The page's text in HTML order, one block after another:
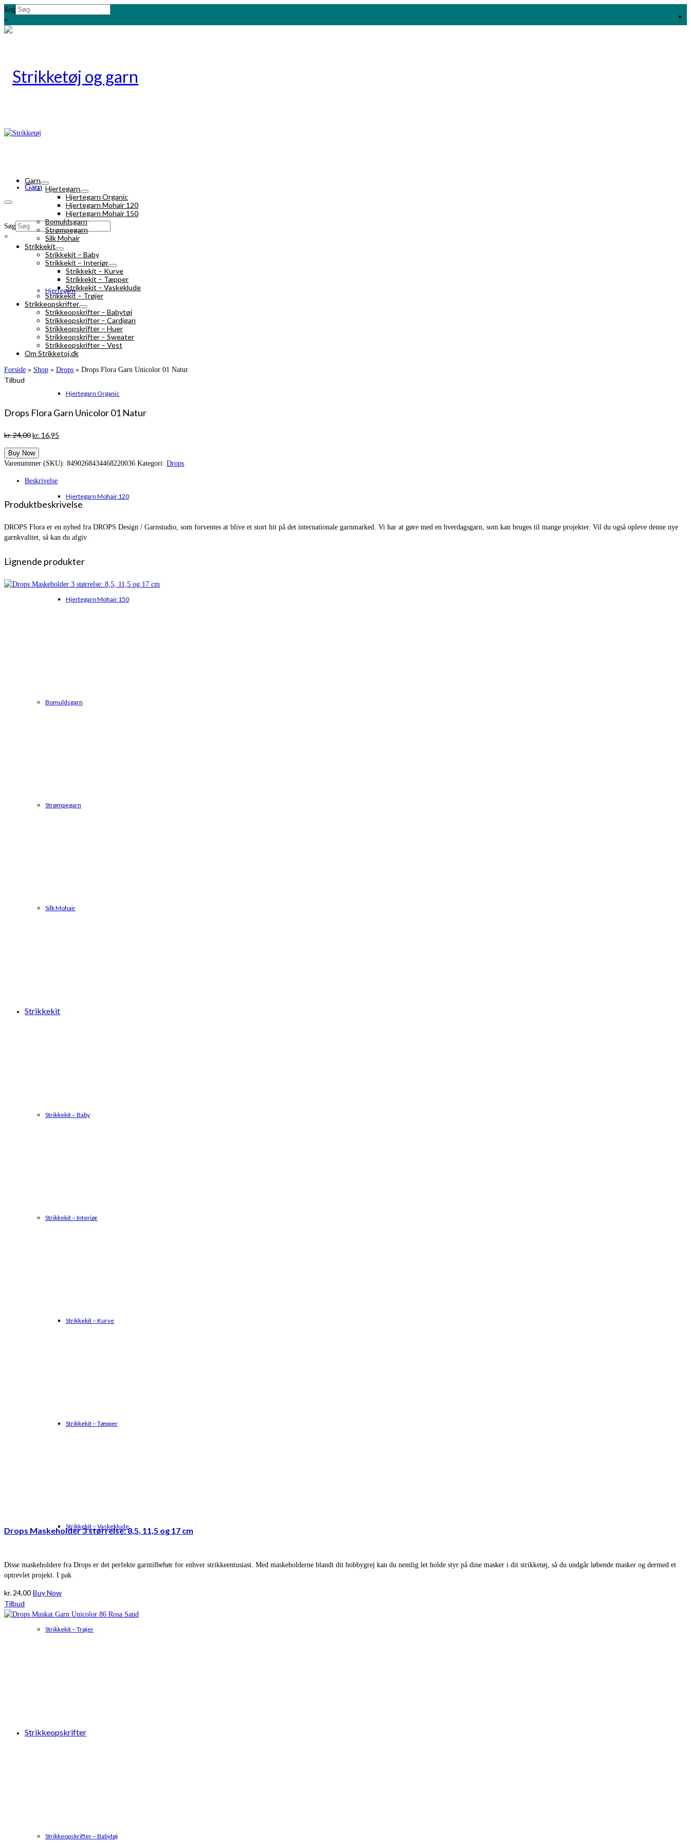
Søg
×
Garn
Hjertegarn
Hjertegarn Organic
Hjertegarn Mohair 120
Hjertegarn Mohair 150
Bomuldsgarn
Strømpegarn
Silk Mohair
Strikkekit
Strikkekit – Baby
Strikkekit – Interiør
Strikkekit – Kurve
Strikkekit – Tæpper
Strikkekit – Vaskeklude
Strikkekit – Trøjer
Strikkeopskrifter
Strikkeopskrifter – Babytøj
Søg
×
Garn
Hjertegarn
Hjertegarn Organic
Hjertegarn Mohair 120
Hjertegarn Mohair 150
Bomuldsgarn
Strømpegarn
Silk Mohair
Strikkekit
Strikkekit – Baby
Strikkekit – Interiør
Strikkekit – Kurve
Strikkekit – Tæpper
Strikkekit – Vaskeklude
Strikkekit – Trøjer
Strikkeopskrifter
Strikkeopskrifter – Babytøj
Strikkeopskrifter – Cardigan
Strikkeopskrifter – Huer
Strikkeopskrifter – Sweater
Strikkeopskrifter – Vest
Om Strikketoj.dk
Forside » Shop » Drops » Drops Flora Garn Unicolor 01 Natur
Tilbud
Drops Flora Garn Unicolor 01 Natur
kr.24,00Den
pris
var:
kr. 16,95
er:
Buy Now
Varenummer (SKU): 8490268434468220036 Kategori: Drops
Beskrivelse
Produktbeskrivelse
DROPS Flora er en nyhed fra DROPS Design / Garnstudio, som forventes at blive et stort hit på det internationale garnmarked. Vi har at gøre med en hverdagsgarn, som kan bruges til mange projekter. Vil du også opleve denne nye
garnkvalitet, så kan du afgiv
Lignende produkter
Drops Maskeholder 3 størrelse: 8,5, 11,5 og 17 cm
Disse maskeholdere fra Drops er det perfekte garntilbehør for enhver strikkeentusiast. Med maskeholderne blandt dit hobbygrej kan du nemlig let holde styr på dine masker i dit strikketøj, så du undgår løbende masker og dermed et
optrevlet projekt. I pak
kr. 24,00 Buy Now
Tilbud